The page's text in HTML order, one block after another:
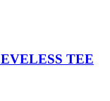
TEE